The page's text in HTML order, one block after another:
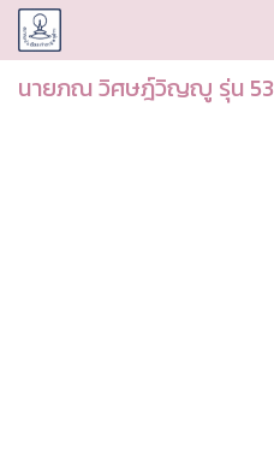
CUDAA
นายภณ วิศษฎ์วิญญู รุ่น 53